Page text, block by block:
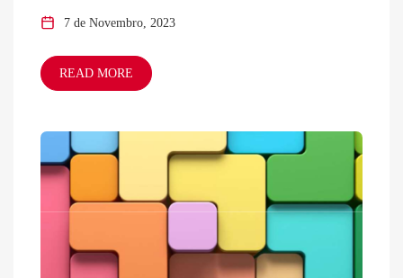
7 de Novembro, 2023
READ MORE